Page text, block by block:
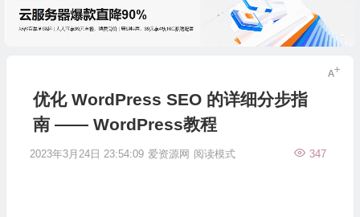
优化 WordPress SEO 的详细分步指
南 —— WordPress教程
2023年3月24日 23:54:09 爱资源网 347
阅读模式